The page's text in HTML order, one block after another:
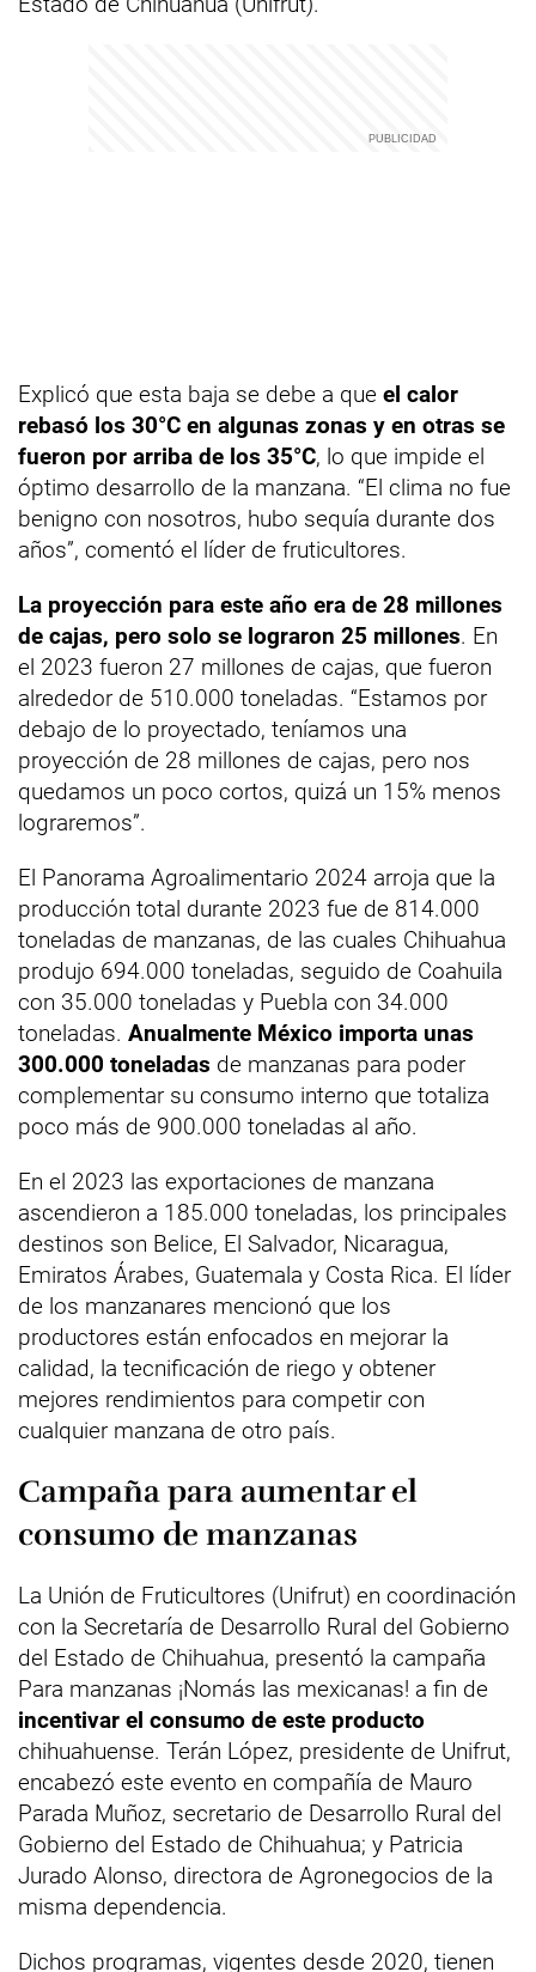
Explicó que esta baja se debe a que el calor
rebasó los 30°C en algunas zonas y en otras se
fueron por arriba de los 35°C, lo que impide el
óptimo desarrollo de la manzana. “El clima no fue
benigno con nosotros, hubo sequía durante dos
años”, comentó el líder de fruticultores.
La proyección para este año era de 28 millones
de cajas, pero solo se lograron 25 millones. En
el 2023 fueron 27 millones de cajas, que fueron
alrededor de 510.000 toneladas. “Estamos por
debajo de lo proyectado, teníamos una
proyección de 28 millones de cajas, pero nos
quedamos un poco cortos, quizá un 15% menos
lograremos”.
El Panorama Agroalimentario 2024 arroja que la
producción total durante 2023 fue de 814.000
toneladas de manzanas, de las cuales Chihuahua
produjo 694.000 toneladas, seguido de Coahuila
con 35.000 toneladas y Puebla con 34.000
toneladas. Anualmente México importa unas
300.000 toneladas de manzanas para poder
complementar su consumo interno que totaliza
poco más de 900.000 toneladas al año.
En el 2023 las exportaciones de manzana
ascendieron a 185.000 toneladas, los principales
destinos son Belice, El Salvador, Nicaragua,
Emiratos Árabes, Guatemala y Costa Rica. El líder
de los manzanares mencionó que los
productores están enfocados en mejorar la
calidad, la tecnificación de riego y obtener
mejores rendimientos para competir con
cualquier manzana de otro país.
Campaña para aumentar el
consumo de manzanas
La Unión de Fruticultores (Unifrut) en coordinación
con la Secretaría de Desarrollo Rural del Gobierno
del Estado de Chihuahua, presentó la campaña
Para manzanas ¡Nomás las mexicanas! a fin de
incentivar el consumo de este producto
chihuahuense. Terán López, presidente de Unifrut,
encabezó este evento en compañía de Mauro
Parada Muñoz, secretario de Desarrollo Rural del
Gobierno del Estado de Chihuahua; y Patricia
Jurado Alonso, directora de Agronegocios de la
misma dependencia.
Dichos programas, vigentes desde 2020, tienen